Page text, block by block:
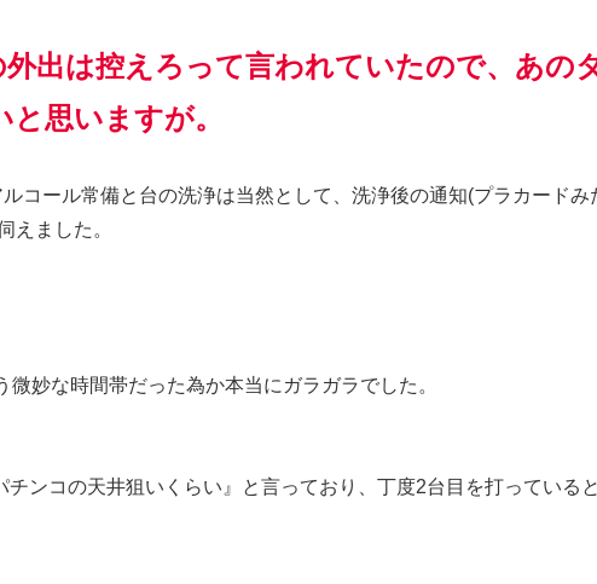
出は控えろって言われていたので、あの
思いますが。
コール常備と台の洗浄は当然として、洗浄後の通知(プラカードみ
えました。
妙な時間帯だった為か本当にガラガラでした。
ンコの天井狙いくらい』と言っており、丁度2台目を打っている